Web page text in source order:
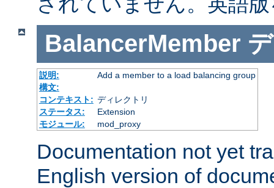
BalancerMember
説明:
Add a member to a load balancing group
構文:
コンテキスト: ディレクトリ
ステータス:
Extension
モジュール:
mod_proxy
Documentation not yet
English version of